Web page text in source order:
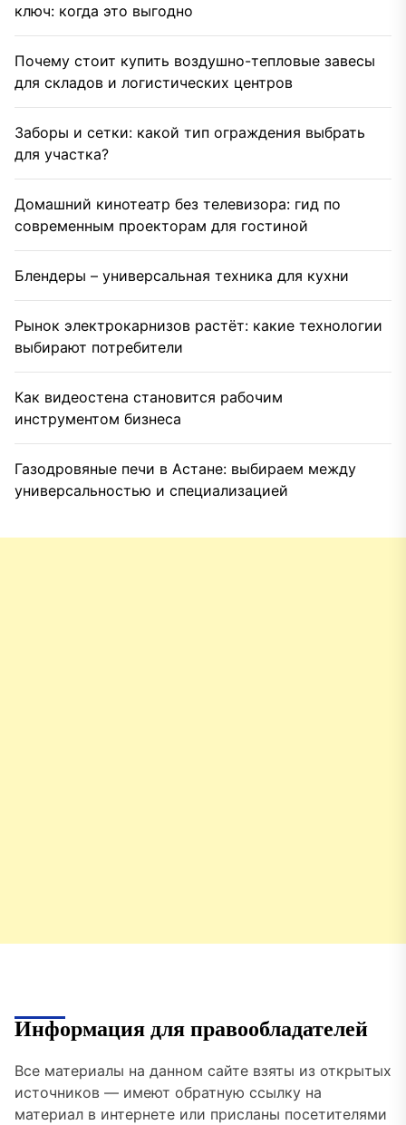
ключ: когда это выгодно
Почему стоит купить воздушно-тепловые завесы
для складов и логистических центров
Заборы и сетки: какой тип ограждения выбрать
для участка?
Домашний кинотеатр без телевизора: гид по
современным проекторам для гостиной
Блендеры – универсальная техника для кухни
Рынок электрокарнизов растёт: какие технологии
выбирают потребители
Как видеостена становится рабочим
инструментом бизнеса
Газодровяные печи в Астане: выбираем между
универсальностью и специализацией
Информация для правообладателей
Все материалы на данном сайте взяты из открытых
источников — имеют обратную ссылку на
материал в интернете или присланы посетителями